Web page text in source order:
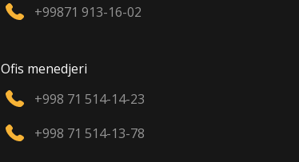
+99871 913-16-02
Ofis menedjeri
+998 71 514-14-23
+998 71 514-13-78